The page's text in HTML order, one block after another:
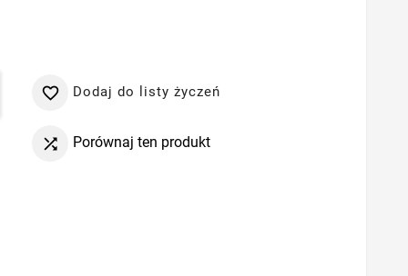
 Dodaj do listy życzeń
 Porównaj ten produkt